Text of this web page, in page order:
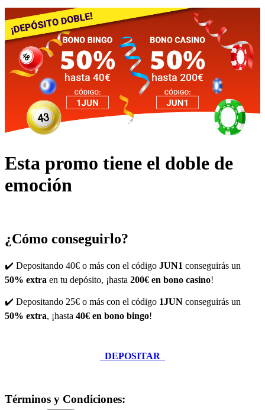
Esta promo tiene el doble de
emoción
¿Cómo conseguirlo?
✔️ Depositando 40€ o más con el código JUN1 conseguirás un
50% extra en tu depósito, ¡hasta 200€ en bono casino!
✔️ Depositando 25€ o más con el código 1JUN conseguirás un
50% extra, ¡hasta 40€ en bono bingo!
DEPOSITAR
Términos y Condiciones: